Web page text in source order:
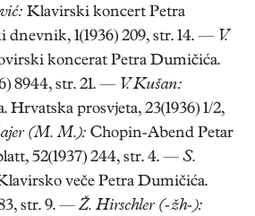
Klavirski koncert Petra
1(1936) 209, str. 14. — V.
koncerat Petra Dumičića.
8944, str. 21. — V. Kušan:
prosvjeta, 23(1936) 1/2,
(M. M.): Chopin-Abend Petar
52(1937) 244, str. 4. — S.
veče Petra Dumičića.
str. 9. — Ž. Hirschler (-žh-):